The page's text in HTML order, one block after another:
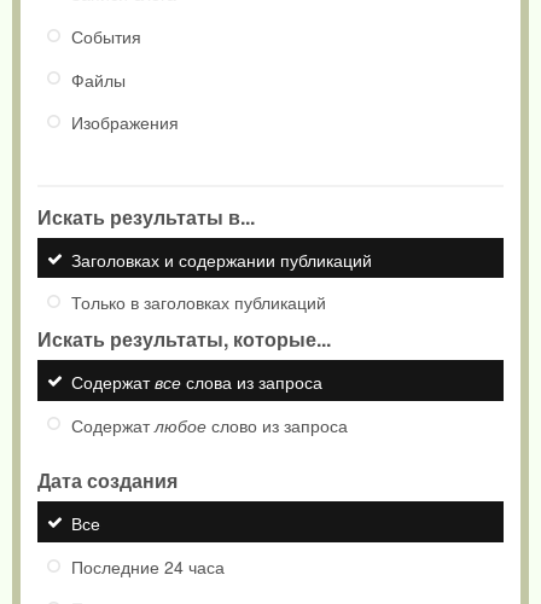
События
Файлы
Изображения
Искать результаты в...
Заголовках и содержании публикаций
Только в заголовках публикаций
Искать результаты, которые...
Содержатвсе слова из запроса
Содержатлюбое слово из запроса
Дата создания
Все
Последние 24 часа